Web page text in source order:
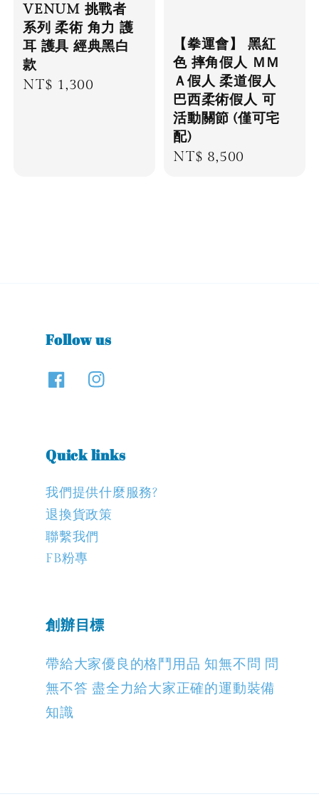
VENUM 挑戰者
系列 柔術 角力 護
耳 護具 經典黑白
款
Regular
NT$ 1,300
【拳運會】 黑紅
色 摔角假人 ＭＭ
Ａ假人 柔道假人
巴西柔術假人 可
活動關節 (僅可宅
配)
Regular
NT$ 8,500
Follow us
Quick links
我們提供什麼服務?
退換貨政策
聯繫我們
FB粉專
創辦目標
帶給大家優良的格鬥用品 知無不問 問
無不答 盡全力給大家正確的運動裝備
知識